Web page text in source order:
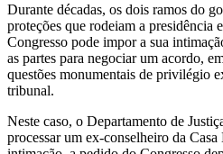
Durante décadas, os dois ramos do
proteções que rodeiam a presidência
Congresso pode impor a sua
as partes para negociar um acordo,
questões monumentais de privilégio
tribunal.
Neste caso, o Departamento de
processar um ex-conselheiro da